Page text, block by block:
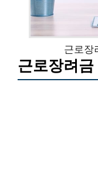
근로장
근로장려